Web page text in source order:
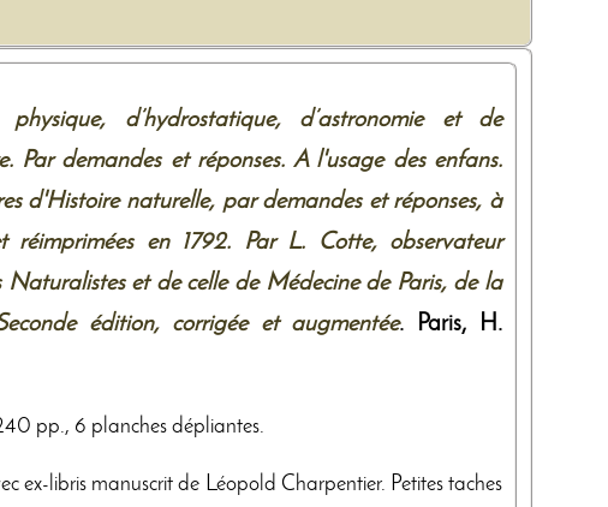
physique, d’hydrostatique, d’astronomie et de
Par demandes et réponses. A l'usage des enfans.
d'Histoire naturelle, par demandes et réponses, à
réimprimées en 1792. Par L. Cotte, observateur
et de celle de Médecine de Paris, de la
édition, corrigée et augmentée. Paris,
H.
pp., 6 planches dépliantes.
ex-libris manuscrit de Léopold Charpentier. Petites taches